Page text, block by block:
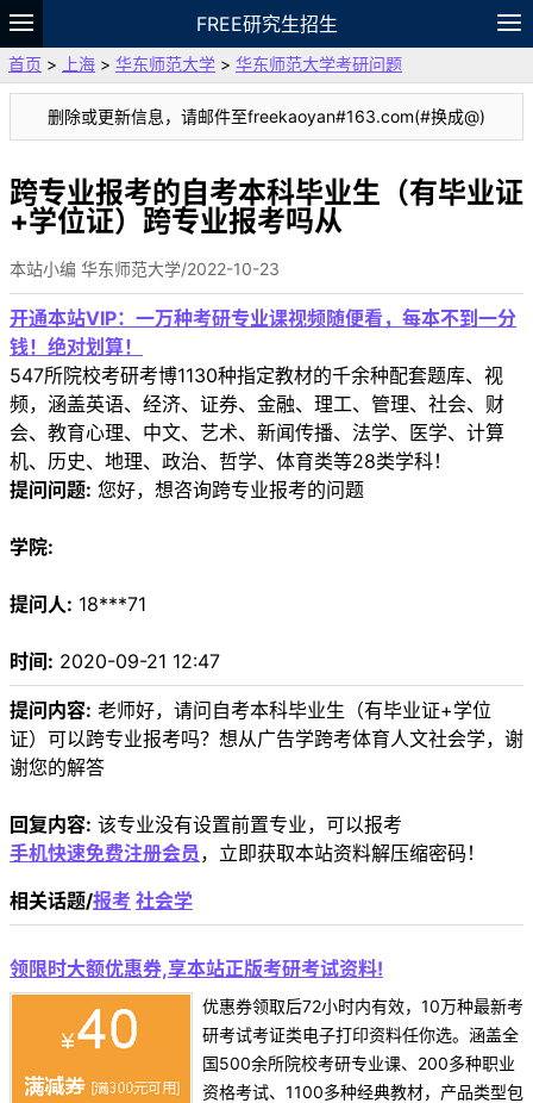
FREE研究生招生
题库
故事 专题 APP 笔记
论坛
VIP
资料
首页 > 上海 > 华东师范大学 > 华东师范大学考研问题
删除或更新信息，请邮件至freekaoyan#163.com(#换成@)
跨专业报考的自考本科毕业生（有毕业证
+学位证）跨专业报考吗从
本站小编 华东师范大学/2022-10-23
开通本站VIP：一万种考研专业课视频随便看，每本不到一分
钱！绝对划算！
547所院校考研考博1130种指定教材的千余种配套题库、视
频，涵盖英语、经济、证券、金融、理工、管理、社会、财
会、教育心理、中文、艺术、新闻传播、法学、医学、计算
机、历史、地理、政治、哲学、体育类等28类学科！
提问问题: 您好，想咨询跨专业报考的问题
学院:
提问人: 18***71
时间: 2020-09-21 12:47
提问内容: 老师好，请问自考本科毕业生（有毕业证+学位
证）可以跨专业报考吗？想从广告学跨考体育人文社会学，谢
谢您的解答
回复内容: 该专业没有设置前置专业，可以报考
手机快速免费注册会员 ，立即获取本站资料解压缩密码！
相关话题/报考 社会学
领限时大额优惠券,享本站正版考研考试资料!
优惠券领取后72小时内有效，10万种最新考
研考试考证类电子打印资料任你选。涵盖全
国500余所院校考研专业课、200多种职业
资格考试、1100多种经典教材，产品类型包